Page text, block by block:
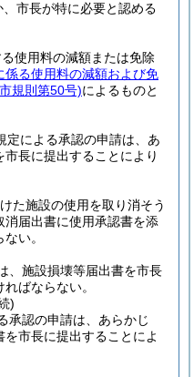
市長が特に必要と認める
使用料の減額または免除
係る使用料の減額および免
規則第50号)によるものと
定による承認の申請は、あ
長に提出することにより
た施設の使用を取り消そう
消届出書に使用承認書を添
い。
、施設損壊等届出書を市長
ばならない。
)
承認の申請は、あらかじ
市長に提出することによ